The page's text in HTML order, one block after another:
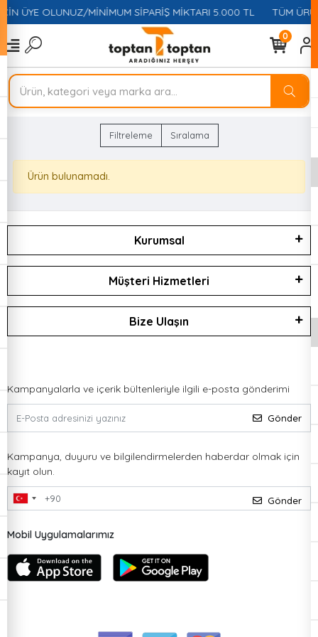
ÜYE OLUNUZ/MİNİMUM SİPARİŞ MİKTARI 5.000 TL TÜM
0
Filtreleme Sıralama
Ürün bulunamadı.
Kurumsal
Müşteri Hizmetleri
Bize Ulaşın
Kampanyalarla ve içerik bültenleriyle ilgili e-posta gönderimi
Gönder
Kampanya, duyuru ve bilgilendirmelerden haberdar olmak için
kayıt olun.
Gönder
Mobil Uygulamalarımız